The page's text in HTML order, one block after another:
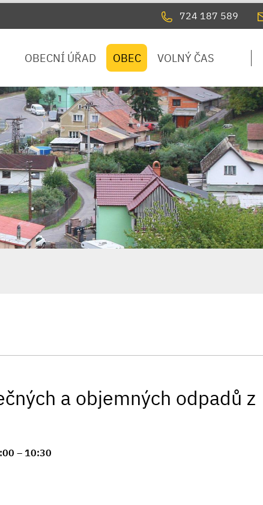
724 187 589
OBECNÍ ÚŘAD OBEC VOLNÝ ČAS
a objemných odpadů z
– 10:30